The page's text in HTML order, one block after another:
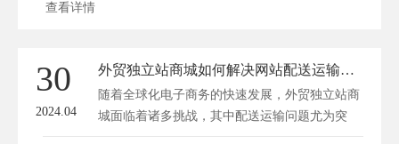
查看详情
30
2024.04
外贸独立站商城如何解决网站配送运输问题？
随着全球化电子商务的快速发展，外贸独立站商
城面临着诸多挑战，其中配送运输问题尤为突
出...